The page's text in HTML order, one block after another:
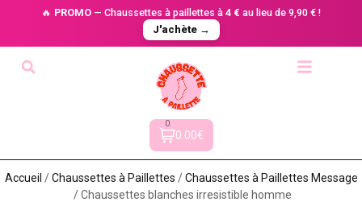
🔥 PROMO — Chaussettes à paillettes à 4 € au lieu de 9,90 € !
J'achète →
0
0.00€
Accueil /Chaussettes à Paillette​s /Chaussettes à Paillettes Message​
/ Chaussettes blanches irresistible homme